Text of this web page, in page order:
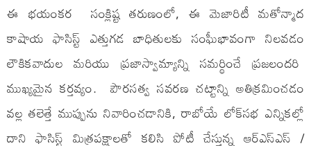
ఈ భయంకర సంక్లిష్ట తరుణంలో, ఈ మెజారిటీ మతోన్మాద
కాషాయ ఫాసిస్ట్ ఎత్తుగడ బాధితులకు సంఘీభావంగా నిలవడం
లౌకికవాదుల మరియు ప్రజాస్వామ్యాన్ని సమర్థించే ప్రజలందరి
ముఖ్యమైన కర్తవ్యం. పౌరసత్వ సవరణ చట్టాన్ని అతిక్రమించడం
వల్ల తలెత్తే ముప్పును నివారించడానికి, రాబోయే లోక్‌సభ ఎన్నికల్లో
దాని ఫాసిస్ట్ మిత్రపక్షాలతో కలిసి పోటీ చేస్తున్న ఆర్ఎస్ఎస్ /